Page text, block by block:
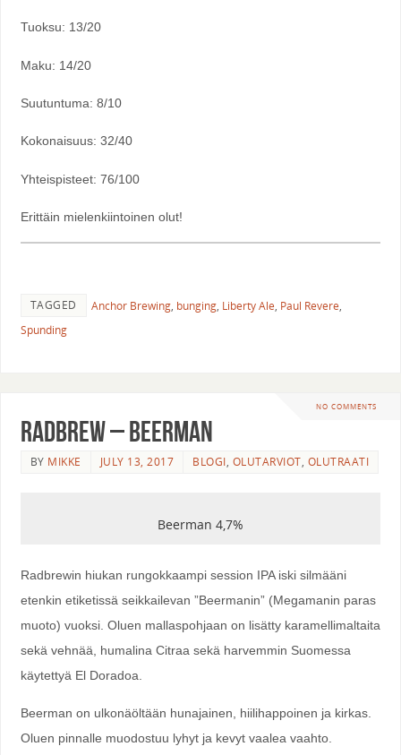
Tuoksu: 13/20
Maku: 14/20
Suutuntuma: 8/10
Kokonaisuus: 32/40
Yhteispisteet: 76/100
Erittäin mielenkiintoinen olut!
TAGGED Anchor Brewing, bunging, Liberty Ale, Paul Revere,
Spunding
NO COMMENTS
Radbrew – Beerman
BY MIKKE JULY 13, 2017 BLOGI, OLUTARVIOT, OLUTRAATI
Beerman 4,7%
Radbrewin hiukan rungokkaampi session IPA iski silmääni
etenkin etiketissä seikkailevan ”Beermanin” (Megamanin paras
muoto) vuoksi. Oluen mallaspohjaan on lisätty karamellimaltaita
sekä vehnää, humalina Citraa sekä harvemmin Suomessa
käytettyä El Doradoa.
Beerman on ulkonäöltään hunajainen, hiilihappoinen ja kirkas.
Oluen pinnalle muodostuu lyhyt ja kevyt vaalea vaahto.